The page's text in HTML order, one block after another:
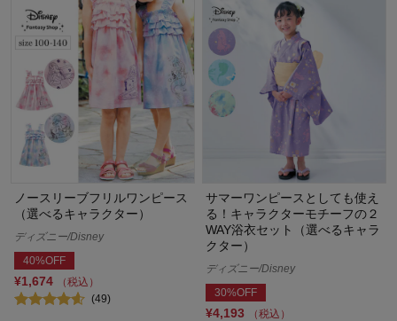
ノースリーブフリルワンピース
（選べるキャラクター）
ディズニー/Disney
40%OFF
¥1,674
（税込）
(49)
サマーワンピースとしても使え
る！キャラクターモチーフの２
WAY浴衣セット（選べるキャラ
クター）
ディズニー/Disney
30%OFF
¥4,193
（税込）